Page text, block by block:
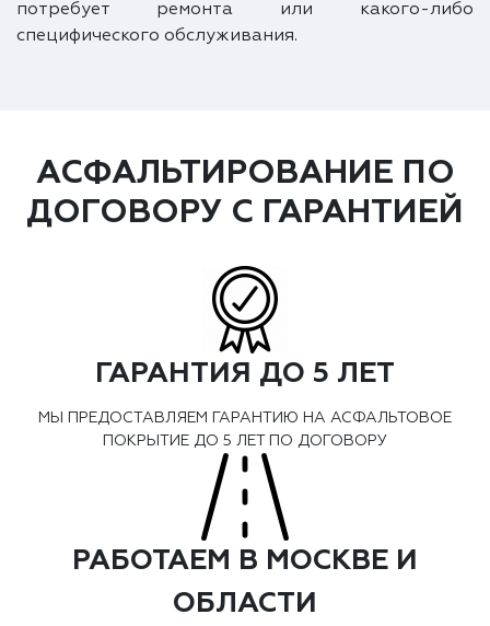
потребует ремонта или какого-либо
специфического обслуживания.
АСФАЛЬТИРОВАНИЕ ПО
ДОГОВОРУ С ГАРАНТИЕЙ
ГАРАНТИЯ ДО 5 ЛЕТ
МЫ ПРЕДОСТАВЛЯЕМ ГАРАНТИЮ НА АСФАЛЬТОВОЕ
ПОКРЫТИЕ ДО 5 ЛЕТ ПО ДОГОВОРУ
РАБОТАЕМ В МОСКВЕ И
ОБЛАСТИ